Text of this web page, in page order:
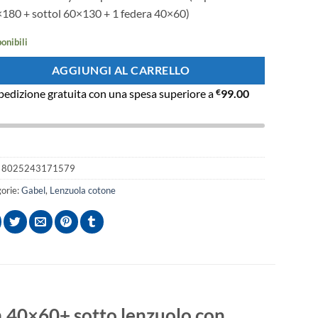
+ sottol 60×130 + 1 federa 40×60)
AGGIUNGI AL CARRELLO
gratuita con una spesa superiore a €99.00
8025243171579
Gabel, Lenzuola cotone